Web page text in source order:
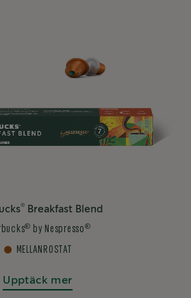
®Breakfast Blend
® by Nespresso ®
MELLANROSTAT
Upptäck mer